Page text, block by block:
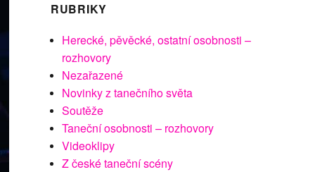
RUBRIKY
Herecké, pěvěcké, ostatní osobnosti –
rozhovory
Nezařazené
Novinky z tanečního světa
Soutěže
Taneční osobnosti – rozhovory
Videoklipy
Z české taneční scény